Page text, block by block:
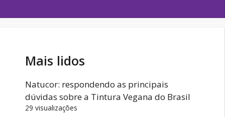
Mais lidos
Natucor: respondendo as principais
dúvidas sobre a Tintura Vegana do Brasil
29 visualizações